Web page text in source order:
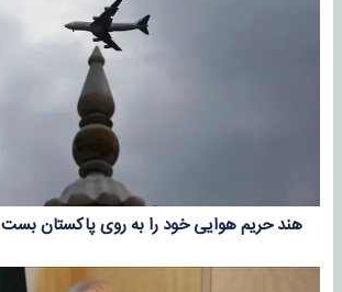
هند حریم هوایی خود را به روی پاکستان بست